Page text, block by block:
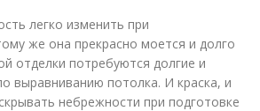
легко изменить при
же она прекрасно моется и долго
отделки потребуются долгие и
выравниванию потолка. И краска, и
небрежности при подготовке